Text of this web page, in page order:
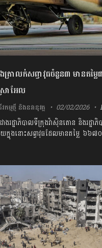
ត្រាលក់សព្វាវុធចំនួន៣ មានតម្ល
ាអែល
កម្មថ្មី និងនវានុវត្ត 02/02/2026
វាងរដ្ឋាភិបាលទីក្រុងវ៉ាស៊ិនតោន និងរដ្
ក្នុងនោះសព្វាវុធដែលមានតម្លៃ ៦៦៧